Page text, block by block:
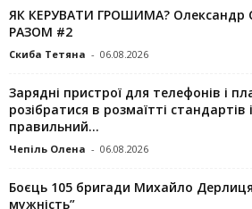
ЯК КЕРУВАТИ ГРОШИМА?
РАЗОМ #2
Скиба Тетяна - 06.08.2026
Зарядні пристрої для телефонів і
розібратися в розмаїтті стандартів
правильний...
Чепіль Олена - 06.08.2026
Боєць 105 бригади Михайло
мужність”